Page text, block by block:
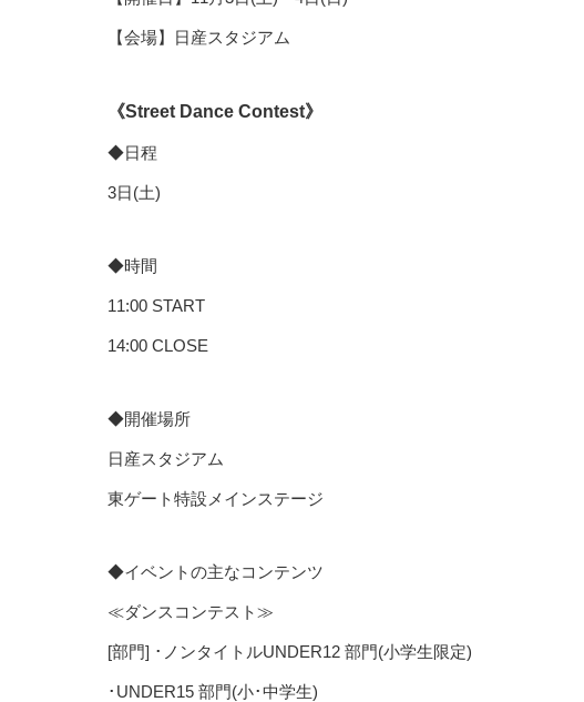
【会場】日産スタジアム
《Street Dance Contest》
◆日程
3日(土)
◆時間
11:00 START
14:00 CLOSE
◆開催場所
日産スタジアム
東ゲート特設メインステージ
◆イベントの主なコンテンツ
≪ダンスコンテスト≫
[部門] ･ノンタイトルUNDER12 部門(小学生限定)
･UNDER15 部門(小･中学生)